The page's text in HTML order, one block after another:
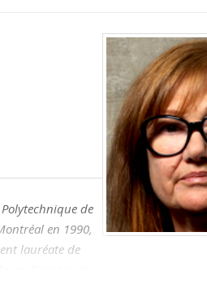
de
en 1990,
lauréate de
de